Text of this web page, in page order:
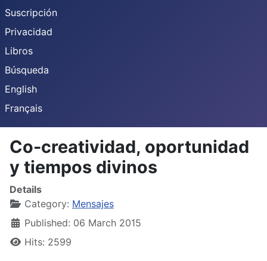
Suscripción
Privacidad
Libros
Búsqueda
English
Français
Co-creatividad, oportunidad
y tiempos divinos
Details
Category: Mensajes
Published: 06 March 2015
Hits: 2599